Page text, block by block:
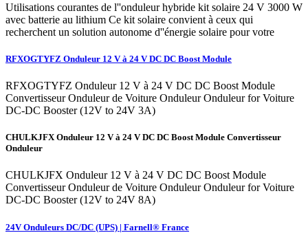
Utilisations courantes de l''onduleur hybride kit solaire 24 V 3000 W
avec batterie au lithium Ce kit solaire convient à ceux qui
recherchent un solution autonome d''énergie solaire pour votre
RFXOGTYFZ Onduleur 12 V à 24 V DC DC Boost Module
RFXOGTYFZ Onduleur 12 V à 24 V DC DC Boost Module
Convertisseur Onduleur de Voiture Onduleur Onduleur for Voiture
DC-DC Booster (12V to 24V 3A)
CHULKJFX Onduleur 12 V à 24 V DC DC Boost Module Convertisseur
Onduleur
CHULKJFX Onduleur 12 V à 24 V DC DC Boost Module
Convertisseur Onduleur de Voiture Onduleur Onduleur for Voiture
DC-DC Booster (12V to 24V 8A)
24V Onduleurs DC/DC (UPS) | Farnell® France